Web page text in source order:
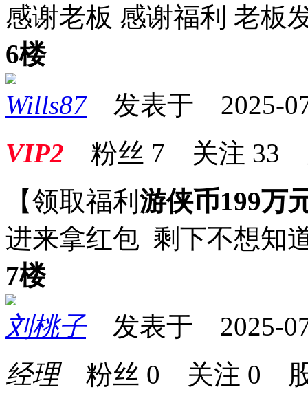
感谢老板 感谢福利 老板
6楼
Wills87发表于 2025-
VIP2 粉丝 7 关注 33
【领取福利 游侠币199万
进来拿红包 剩下不想知
7楼
刘桃子发表于 2025-
经理粉丝 0 关注 0